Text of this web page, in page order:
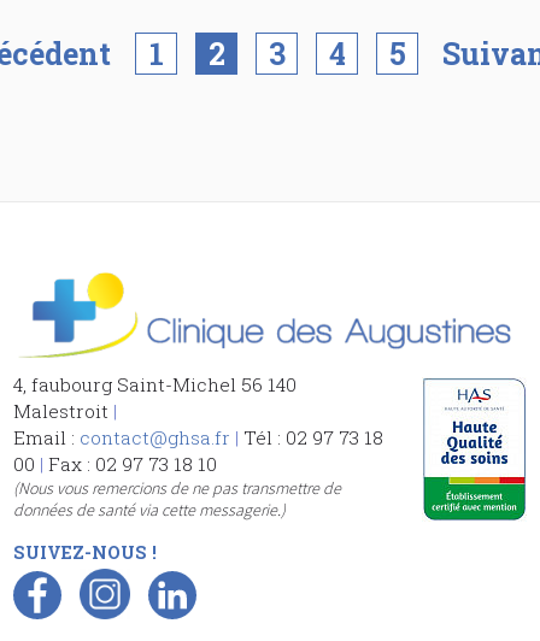
1 2 3 4 5
4, faubourg Saint-Michel 56 140
Malestroit |
Email : contact@ghsa.fr | Tél : 02 97 73 18
00 | Fax : 02 97 73 18 10
(Nous vous remercions de ne pas transmettre de
données de santé via cette messagerie.)
SUIVEZ-NOUS !